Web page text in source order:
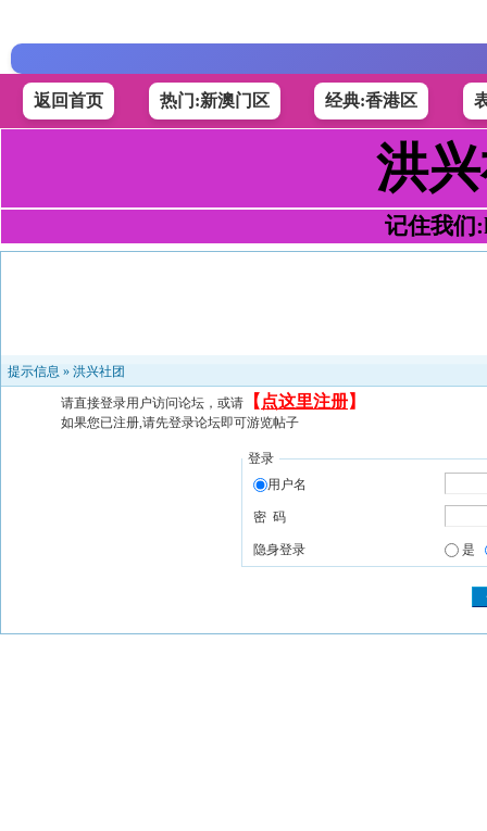
返回首页 热门:新澳门区 经典:香港区
洪
记住我们
提示信息 » 洪兴社团
请直接登录用户访问论坛，或请 【 点这里注册】
如果您已注册,请先登录论坛即可游览帖子
登录
用户名
密 码
隐身登录 是